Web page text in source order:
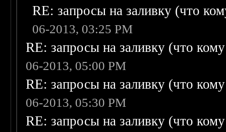
RE: запросы на заливку (что
06-2013, 03:25 PM
RE: запросы на заливку (что
06-2013, 05:00 PM
RE: запросы на заливку (что
06-2013, 05:30 PM
RE: запросы на заливку (что